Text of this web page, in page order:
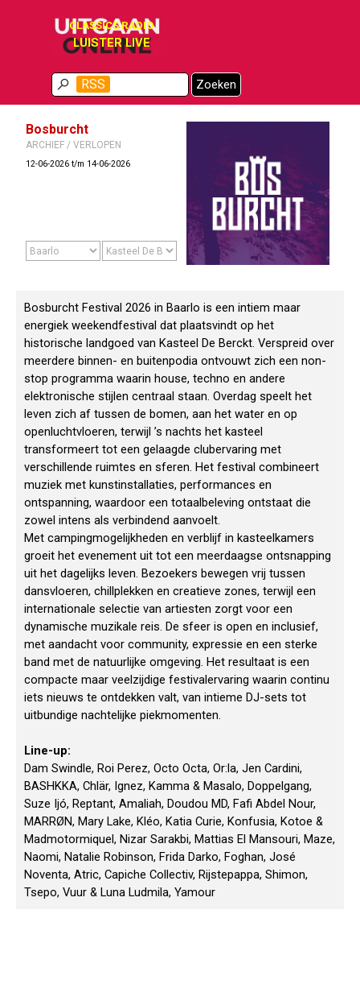
CLASSICS RADIO
LUISTER LIVE
Zoeken
RSS
Menu overslaan
Bosburcht
ARCHIEF / VERLOPEN
12-06-2026 t/m 14-06-2026
Bosburcht Festival 2026 in Baarlo is een intiem maar
energiek weekendfestival dat plaatsvindt op het
historische landgoed van Kasteel De Berckt. Verspreid over
meerdere binnen- en buitenpodia ontvouwt zich een non-
stop programma waarin house, techno en andere
elektronische stijlen centraal staan. Overdag speelt het
leven zich af tussen de bomen, aan het water en op
openluchtvloeren, terwijl ’s nachts het kasteel
transformeert tot een gelaagde clubervaring met
verschillende ruimtes en sferen. Het festival combineert
muziek met kunstinstallaties, performances en
ontspanning, waardoor een totaalbeleving ontstaat die
zowel intens als verbindend aanvoelt.
Met campingmogelijkheden en verblijf in kasteelkamers
groeit het evenement uit tot een meerdaagse ontsnapping
uit het dagelijks leven. Bezoekers bewegen vrij tussen
dansvloeren, chillplekken en creatieve zones, terwijl een
internationale selectie van artiesten zorgt voor een
dynamische muzikale reis. De sfeer is open en inclusief,
met aandacht voor community, expressie en een sterke
band met de natuurlijke omgeving. Het resultaat is een
compacte maar veelzijdige festivalervaring waarin continu
iets nieuws te ontdekken valt, van intieme DJ-sets tot
uitbundige nachtelijke piekmomenten.
Line-up:
Dam Swindle, Roi Perez, Octo Octa, Or:la, Jen Cardini,
BASHKKA, Chlär, Ignez, Kamma & Masalo, Doppelgang,
Suze Ijó, Reptant, Amaliah, Doudou MD, Fafi Abdel Nour,
MARRØN, Mary Lake, Kléo, Katia Curie, Konfusia, Kotoe &
Madmotormiquel, Nizar Sarakbi, Mattias El Mansouri, Maze,
Naomi, Natalie Robinson, Frida Darko, Foghan, José
Noventa, Atric, Capiche Collectiv, Rijstepappa, Shimon,
Tsepo, Vuur & Luna Ludmila, Yamour